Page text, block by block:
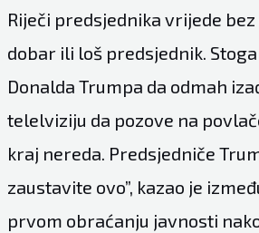
Riječi predsjednika vrijede
dobar ili loš predsjednik.
Donalda Trumpa da odmah
telelviziju da pozove na
kraj nereda. Predsjedniče
zaustavite ovo”, kazao je
prvom obraćanju javnosti